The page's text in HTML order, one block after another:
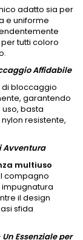
adatto sia per
e uniforme
tutti coloro
Affidabile
di bloccaggio
garantendo
basta
resistente,
Avventura
multiuso
compagno
impugnatura
il design
sfida
Essenziale per